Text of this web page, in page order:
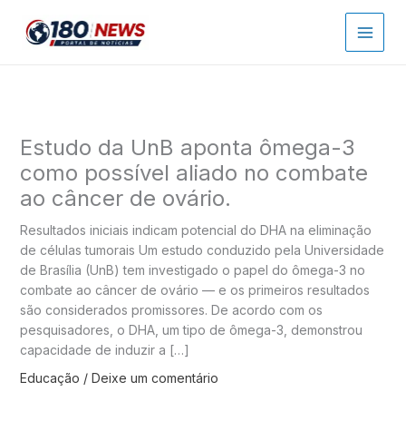
para
Estudo da UnB aponta ômega-3
como possível aliado no combate
ao câncer de ovário.
Resultados iniciais indicam potencial do DHA na eliminação
de células tumorais Um estudo conduzido pela Universidade
de Brasília (UnB) tem investigado o papel do ômega-3 no
combate ao câncer de ovário — e os primeiros resultados
são considerados promissores. De acordo com os
pesquisadores, o DHA, um tipo de ômega-3, demonstrou
capacidade de induzir a […]
Educação / Deixe um comentário